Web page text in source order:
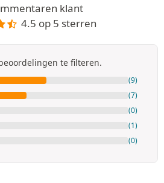
klant
4.5 op 5 sterren
te filteren.
(9)
(7)
(0)
(1)
(0)